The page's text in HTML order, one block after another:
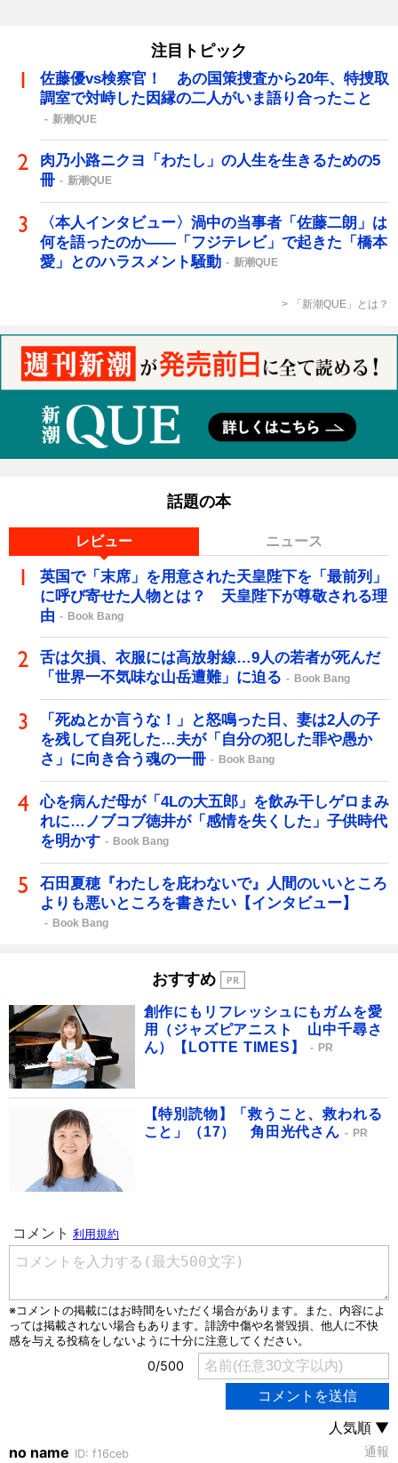
注目トピック
佐藤優vs検察官！ あの国策捜査から20年、特捜取
調室で対峙した因縁の二人がいま語り合ったこと
新潮QUE
肉乃小路ニクヨ「わたし」の人生を生きるための5
冊
新潮QUE
〈本人インタビュー〉渦中の当事者「佐藤二朗」は
何を語ったのか――「フジテレビ」で起きた「橋本
愛」とのハラスメント騒動
新潮QUE
「新潮QUE」とは？
話題の本
レビュー ニュース
英国で「末席」を用意された天皇陛下を「最前列」
に呼び寄せた人物とは？ 天皇陛下が尊敬される理
由
Book Bang
舌は欠損、衣服には高放射線…9人の若者が死んだ
「世界一不気味な山岳遭難」に迫る
Book Bang
「死ぬとか言うな！」と怒鳴った日、妻は2人の子
を残して自死した…夫が「自分の犯した罪や愚か
さ」に向き合う魂の一冊
Book Bang
心を病んだ母が「4Lの大五郎」を飲み干しゲロまみ
れに…ノブコブ徳井が「感情を失くした」子供時代
を明かす
Book Bang
石田夏穂『わたしを庇わないで』人間のいいところ
よりも悪いところを書きたい【インタビュー】
Book Bang
おすすめ
創作にもリフレッシュにもガムを愛
用（ジャズピアニスト 山中千尋さ
ん）【LOTTE TIMES】
PR
【特別読物】「救うこと、救われる
こと」（17） 角田光代さん
PR